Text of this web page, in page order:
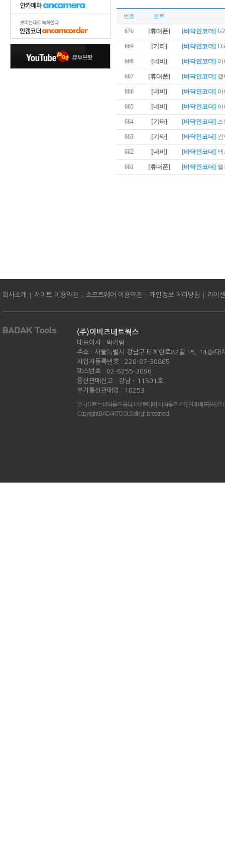
번호 분류
670 [휴대폰] [바닥인코더] G2
669 [기타] [바닥인코더]
668 [네비] [바닥인코더] 아
667 [휴대폰] [바닥인코더] 갤
666 [네비] [바닥인코더] 아
665 [네비] [바닥인코더] 아
664 [기타] [바닥인코더] 스
663 [기타] [바닥인코더] 컴
662 [네비] [바닥인코더]
661 [휴대폰] [바닥인코더] 엘
회사소개 | 사이트 이용약관 | 소프트웨어 이용약관 | 개인정보 처리방침 | 라이
(주)이비즈네트웍스
대표이사 : 박기범
주소 : 서울특별시 강남구 테헤란로82길 15, 14층(대
사업자등록번호 : 220-87-30865
팩스번호 : 02-6255-3096
통신판매신고 : 강남 - 11501호
부가통신판매업 : 10253
본 사이트는 바닥툴즈 공식 사이트이며, 바닥툴즈 소유권과 배포권한은
Copyright BADAKTOOLS all rights reserved.